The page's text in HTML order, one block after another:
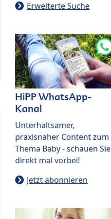
Erweiterte Suche
HiPP WhatsApp-
Kanal
Unterhaltsamer,
praxisnaher Content zum
Thema Baby - schauen Sie
direkt mal vorbei!
Jetzt abonnieren